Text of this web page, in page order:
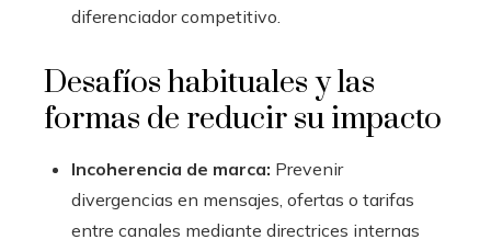
diferenciador competitivo.
Desafíos habituales y las
formas de reducir su impacto
Incoherencia de marca: Prevenir
divergencias en mensajes, ofertas o tarifas
entre canales mediante directrices internas